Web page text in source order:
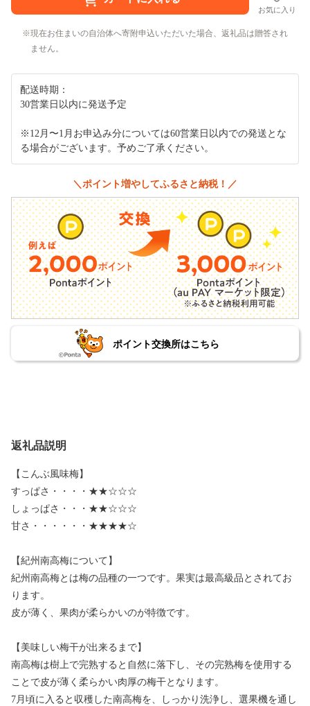
お気に入り
現在お住まいの自治体へ寄附申込いただいた場合、返礼品は贈答され
ません。
配送時期：
30営業日以内に発送予定
※12月〜1月お申込み分については60営業日以内での発送とな
る場合がございます。予めご了承ください。
＼ポイント増やしてふるさと納税！／
ポイント交換所はこちら
返礼品説明
【こんぶ風味梅】
すっぱさ・・・・★★☆☆☆
しょっぱさ・・・★★☆☆☆
甘さ・・・・・・★★★★☆
【紀州南高梅について】
紀州南高梅とは梅の品種の一つです。果実は最高級品とされてお
ります。
皮が薄く、果肉が柔らかいのが特徴です。
【美味しい梅干が出来るまで】
南高梅は樹上で完熟すると自然に落下し、その完熟梅を使用する
ことで皮が薄く柔らかい肉厚の梅干となります。
7月頃に入ると収穫した南高梅を、しっかり洗浄し、選果機を通し